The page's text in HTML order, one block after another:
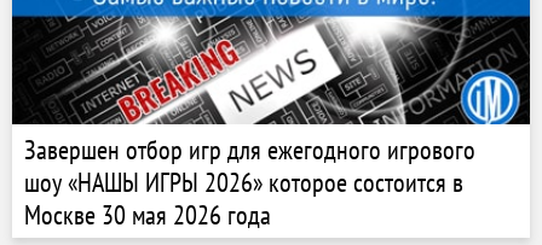
Завершен отбор игр для ежегодного игрового
шоу «НАШЫ ИГРЫ 2026» которое состоится в
Москве 30 мая 2026 года